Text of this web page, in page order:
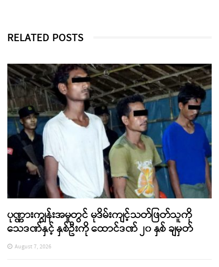
RELATED POSTS
ပုဏ္ဏားကျွန်းအမှုတွင် မုဒိမ်းကျင့်သတ်ဖြတ်သူကို
သေဒဏ်နှင့် နှစ်ဦးကို ထောင်ဒဏ် ၂၀ နှစ် ချမှတ်
August 7, 2026